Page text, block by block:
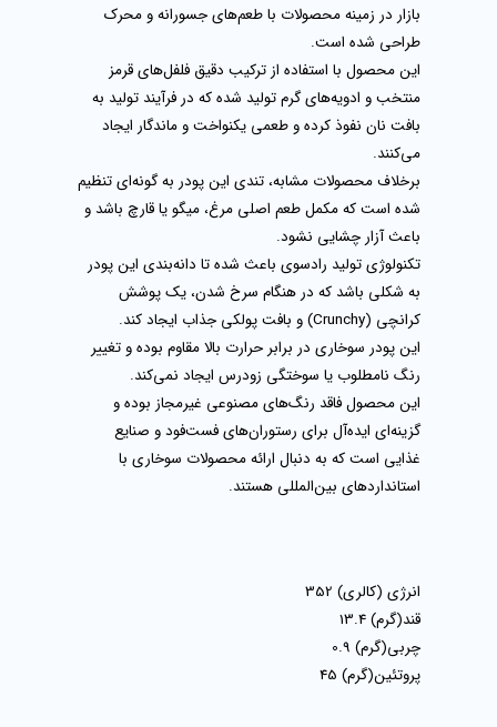
بازار در زمینه محصولات با طعم‌های جسورانه و محرک
طراحی شده است.
این محصول با استفاده از ترکیب دقیق فلفل‌های قرمز
منتخب و ادویه‌های گرم تولید شده که در فرآیند تولید به
بافت نان نفوذ کرده و طعمی یکنواخت و ماندگار ایجاد
می‌کنند.
برخلاف محصولات مشابه، تندی این پودر به گونه‌ای تنظیم
شده است که مکمل طعم اصلی مرغ، میگو یا قارچ باشد و
باعث آزار چشایی نشود.
تکنولوژی تولید رادسوی باعث شده تا دانه‌بندی این پودر
به شکلی باشد که در هنگام سرخ شدن، یک پوشش
کرانچی (Crunchy) و بافت پولکی جذاب ایجاد کند.
این پودر سوخاری در برابر حرارت بالا مقاوم بوده و تغییر
رنگ نامطلوب یا سوختگی زودرس ایجاد نمی‌کند.
این محصول فاقد رنگ‌های مصنوعی غیرمجاز بوده و
گزینه‌ای ایده‌آل برای رستوران‌های فست‌فود و صنایع
غذایی است که به دنبال ارائه محصولات سوخاری با
استانداردهای بین‌المللی هستند.
انرژی (کالری) 352
قند(گرم)13.4
چربی(گرم) 0.9
پروتئین(گرم) 45